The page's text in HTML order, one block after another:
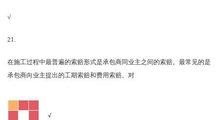
√
21.
在施工过程中最普遍的索赔形式是承包商同业主之间的索赔。最常见的是
承包商向业主提出的工期索赔和费用索赔。 对
√